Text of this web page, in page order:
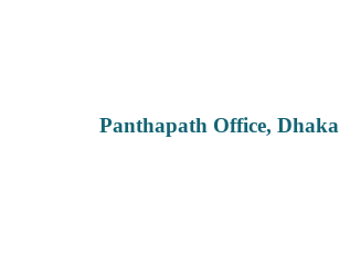
Panthapath Office, Dhaka